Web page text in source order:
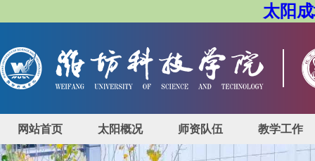
太阳
网站首页 太阳概况 师资队伍 教学工作